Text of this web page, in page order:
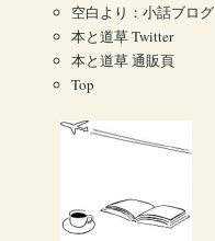
空白より：小話ブログ
本と道草 Twitter
本と道草 通販頁
Top